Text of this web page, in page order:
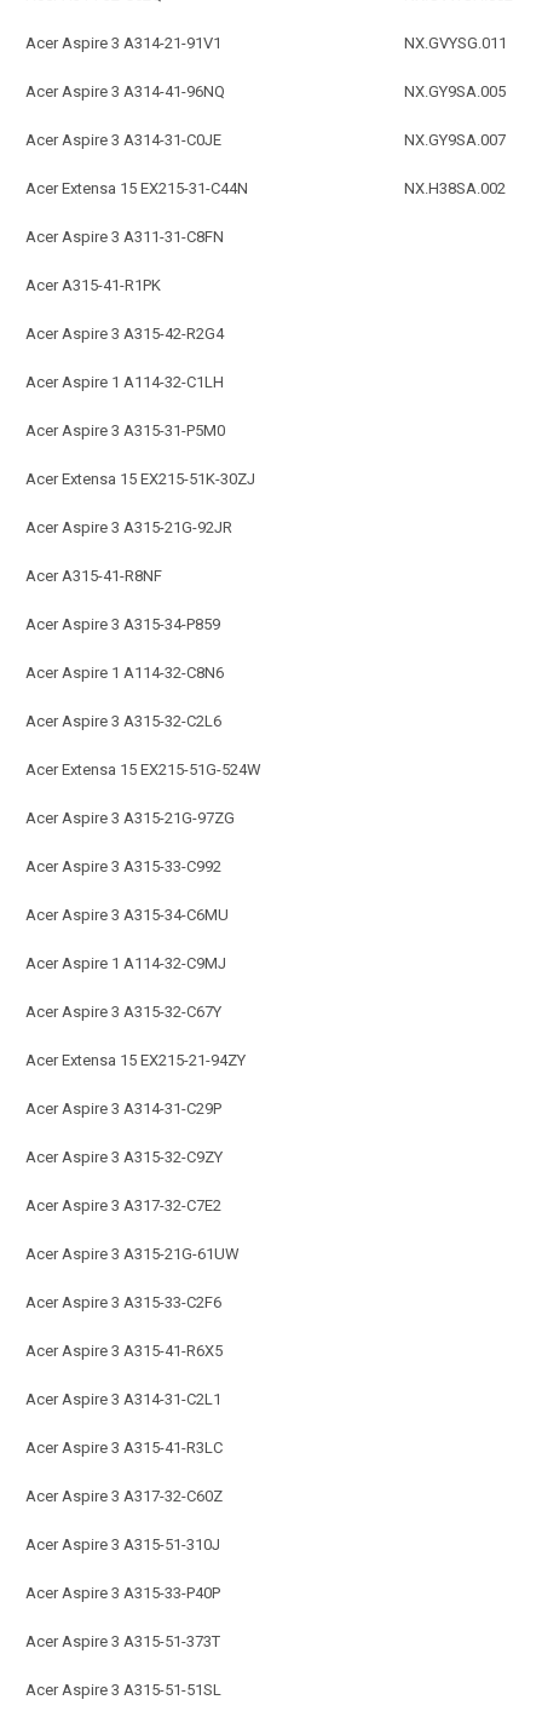
Acer Aspire 3 A314-21-91V1
Acer Aspire 3 A314-41-96NQ
Acer Aspire 3 A314-31-C0JE
Acer Extensa 15 EX215-31-C44N
Acer Aspire 3 A311-31-C8FN
Acer A315-41-R1PK
Acer Aspire 3 A315-42-R2G4
Acer Aspire 1 A114-32-C1LH
Acer Aspire 3 A315-31-P5M0
Acer Extensa 15 EX215-51K-30ZJ
Acer Aspire 3 A315-21G-92JR
Acer A315-41-R8NF
Acer Aspire 3 A315-34-P859
Acer Aspire 1 A114-32-C8N6
Acer Aspire 3 A315-32-C2L6
Acer Extensa 15 EX215-51G-524W
Acer Aspire 3 A315-21G-97ZG
Acer Aspire 3 A315-33-C992
Acer Aspire 3 A315-34-C6MU
Acer Aspire 1 A114-32-C9MJ
Acer Aspire 3 A315-32-C67Y
Acer Extensa 15 EX215-21-94ZY
Acer Aspire 3 A314-31-C29P
Acer Aspire 3 A315-32-C9ZY
Acer Aspire 3 A317-32-C7E2
Acer Aspire 3 A315-21G-61UW
Acer Aspire 3 A315-33-C2F6
Acer Aspire 3 A315-41-R6X5
Acer Aspire 3 A314-31-C2L1
Acer Aspire 3 A315-41-R3LC
Acer Aspire 3 A317-32-C60Z
Acer Aspire 3 A315-51-310J
Acer Aspire 3 A315-33-P40P
Acer Aspire 3 A315-51-373T
Acer Aspire 3 A315-51-51SL
NX.GVYSG.011
NX.GY9SA.005
NX.GY9SA.007
NX.H38SA.002